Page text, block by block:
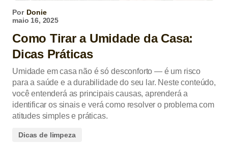
Por Donie
maio 16, 2025
Como Tirar a Umidade da Casa:
Dicas Práticas
Umidade em casa não é só desconforto — é um risco
para a saúde e a durabilidade do seu lar. Neste conteúdo,
você entenderá as principais causas, aprenderá a
identificar os sinais e verá como resolver o problema com
atitudes simples e práticas.
Dicas de limpeza